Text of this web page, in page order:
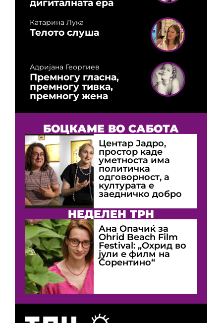
дигиталната ера
Катарина Лука
Телото слуша
Адријана Георгиев
Премногу гласна,
премногу тивка,
премногу жена
БОЦКАМЕ ВО САБОТА
Центар Јадро,
простор каде
уметноста има
политичка
одговорност, а
културата е
заедничко добро
НЕДЕЛЕН ТРН
Ана Опачиќ за
Оhrid Beach Film
Festival: „Охрид во
јули е филм на
Сорентино“